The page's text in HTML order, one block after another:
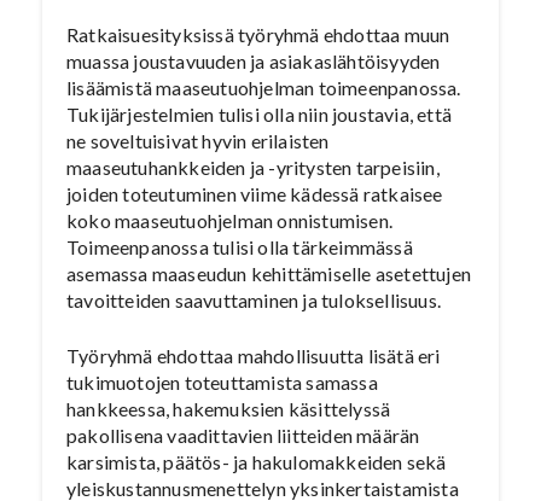
Ratkaisuesityksissä työryhmä ehdottaa muun
muassa joustavuuden ja asiakaslähtöisyyden
lisäämistä maaseutuohjelman toimeenpanossa.
Tukijärjestelmien tulisi olla niin joustavia, että
ne soveltuisivat hyvin erilaisten
maaseutuhankkeiden ja -yritysten tarpeisiin,
joiden toteutuminen viime kädessä ratkaisee
koko maaseutuohjelman onnistumisen.
Toimeenpanossa tulisi olla tärkeimmässä
asemassa maaseudun kehittämiselle asetettujen
tavoitteiden saavuttaminen ja tuloksellisuus.
Työryhmä ehdottaa mahdollisuutta lisätä eri
tukimuotojen toteuttamista samassa
hankkeessa, hakemuksien käsittelyssä
pakollisena vaadittavien liitteiden määrän
karsimista, päätös- ja hakulomakkeiden sekä
yleiskustannusmenettelyn yksinkertaistamista